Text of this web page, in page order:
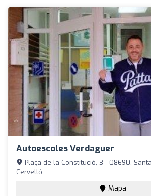
Autoescoles Verdaguer
Plaça de la Constitució, 3 - 08690,
Cervelló
Mapa